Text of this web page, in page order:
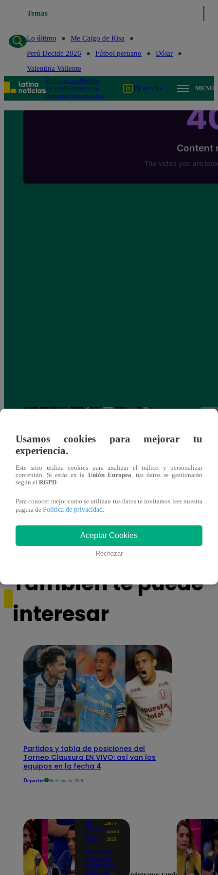
Temas
Lo último
Lo último
Me Caigo de Risa
Perú Decide 2026
Fútbol peruano
Dólar
Valentina Valiente
PolíticaLimaMundo
Te ayudoTendencias
DeportesEspectáculos
TV en vivo MENÚ
¡Imitadora de Laura Pausini se consagró
ganadora de Yo Soy: Nueva Generación!
También te puede
interesar
Partidos y tabla de posiciones del
Torneo Clausura EN VIVO: así van los
equipos en la fecha 4
Deportes 06 de agosto 2026
ME
CAIGO
DE
RISA
06 de
agosto
2026
Me Caigo
De Risa: El
inesperado
chiste de
Usamos cookies para mejorar tu
experiencia.
Este sitio utiliza cookies para analizar el tráfico y personalizar
contenido. Si estás en la Unión Europea , tus datos se gestionarán
según el RGPD
Para conocer mejor como se utilizan tus datos te invitamos leer nuestra
pagina de Política de privacidad
Aceptar Cookies
Rechazar